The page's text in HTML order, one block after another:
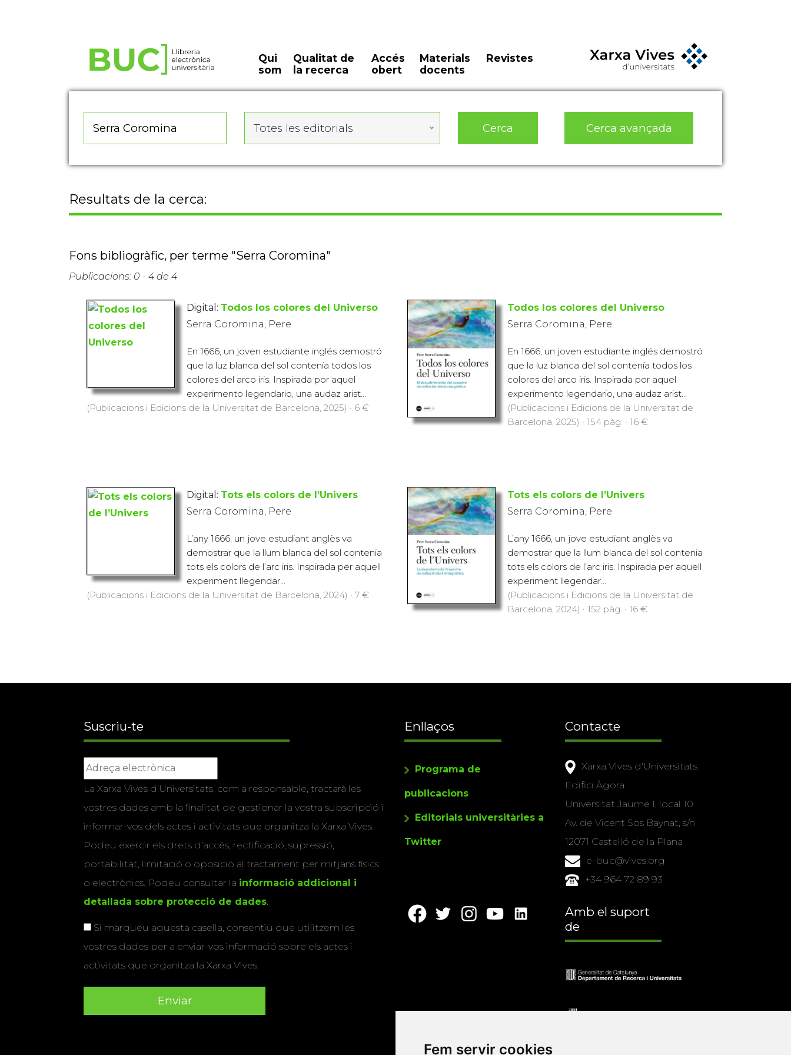
Fem servir cookies
Qui
som
Qualitat de
la recerca
Accés
obert
Materials
docents
Revistes
Totes les editorials Cerca Cerca avançada
Resultats de la cerca:
Fons bibliogràfic, per terme "Serra Coromina"
Publicacions: 0 - 4 de 4
Digital: Todos los colores del Universo
Serra Coromina, Pere
En 1666, un joven estudiante inglés demostró
que la luz blanca del sol contenía todos los
colores del arco iris. Inspirada por aquel
experimento legendario, una audaz arist...
(Publicacions i Edicions de la Universitat de Barcelona, 2025) · 6 €
Todos los colores del Universo
Serra Coromina, Pere
En 1666, un joven estudiante inglés demostró
que la luz blanca del sol contenía todos los
colores del arco iris. Inspirada por aquel
experimento legendario, una audaz arist...
(Publicacions i Edicions de la Universitat de
Barcelona, 2025) · 154 pàg. · 16 €
Digital: Tots els colors de l’Univers
Serra Coromina, Pere
L’any 1666, un jove estudiant anglès va
demostrar que la llum blanca del sol contenia
tots els colors de l’arc iris. Inspirada per aquell
experiment llegendar...
(Publicacions i Edicions de la Universitat de Barcelona, 2024) · 7 €
Tots els colors de l’Univers
Serra Coromina, Pere
L’any 1666, un jove estudiant anglès va
demostrar que la llum blanca del sol contenia
tots els colors de l’arc iris. Inspirada per aquell
experiment llegendar...
(Publicacions i Edicions de la Universitat de
Barcelona, 2024) · 152 pàg. · 16 €
Suscriu-te
La Xarxa Vives d’Universitats, com a responsable, tractarà les
vostres dades amb la finalitat de gestionar la vostra subscripció i
informar-vos dels actes i activitats que organitza la Xarxa Vives.
Podeu exercir els drets d’accés, rectificació, supressió,
portabilitat, limitació o oposició al tractament per mitjans físics
o electrònics. Podeu consultar la informació addicional i
detallada sobre protecció de dades.
Si marqueu aquesta casella, consentiu que utilitzem les
vostres dades per a enviar-vos informació sobre els actes i
activitats que organitza la Xarxa Vives.
Enllaços
Programa de
publicacions
Editorials universitàries a
Twitter
Contacte
Xarxa Vives d'Universitats
Edifici Àgora
Universitat Jaume I, local 10
Av. de Vicent Sos Baynat, s/n
12071 Castelló de la Plana
e-buc@vives.org
+34 964 72 89 93
Amb el suport
de